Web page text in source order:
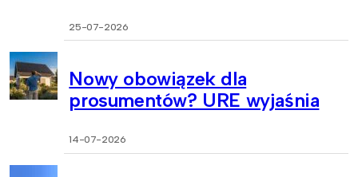
25-07-2026
Nowy obowiązek dla
prosumentów? URE wyjaśnia
14-07-2026